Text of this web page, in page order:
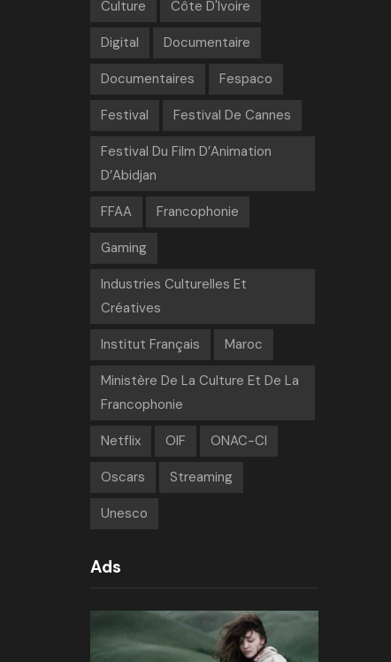
Culture Côte D'Ivoire
Digital Documentaire
Documentaires Fespaco
Festival Festival De Cannes
Festival Du Film D’Animation
D’Abidjan
FFAA Francophonie
Gaming
Industries Culturelles Et
Créatives
Institut Français Maroc
Ministère De La Culture Et De La
Francophonie
Netflix OIF ONAC-CI
Oscars Streaming
Unesco
Ads